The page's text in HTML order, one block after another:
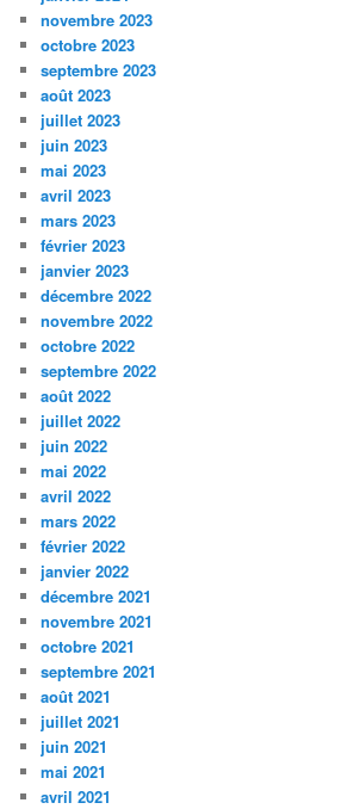
novembre 2023
octobre 2023
septembre 2023
août 2023
juillet 2023
juin 2023
mai 2023
avril 2023
mars 2023
février 2023
janvier 2023
décembre 2022
novembre 2022
octobre 2022
septembre 2022
août 2022
juillet 2022
juin 2022
mai 2022
avril 2022
mars 2022
février 2022
janvier 2022
décembre 2021
novembre 2021
octobre 2021
septembre 2021
août 2021
juillet 2021
juin 2021
mai 2021
avril 2021